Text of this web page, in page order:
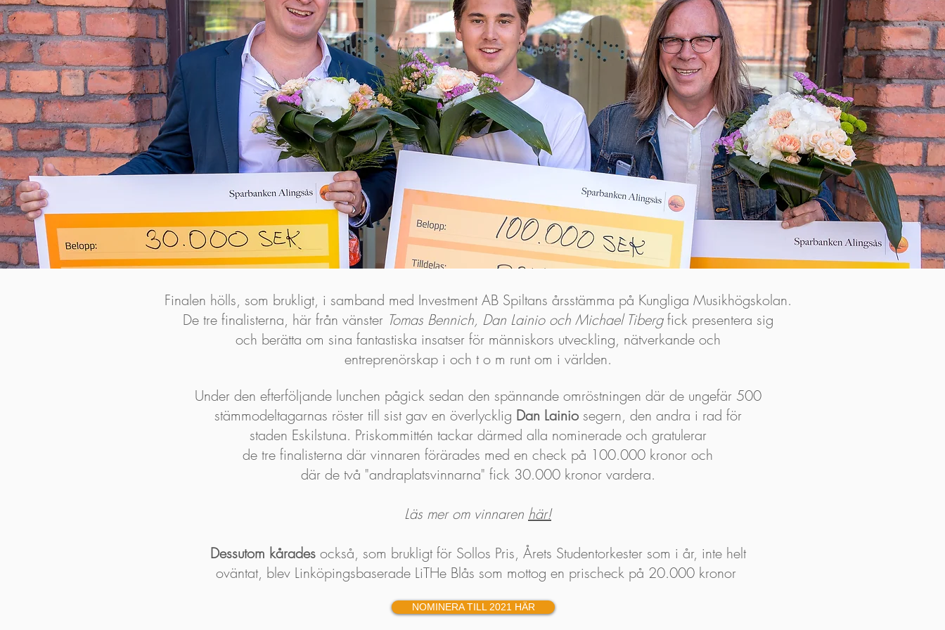
NOMINERA TILL 2021 HÄR
Finalen hölls, som brukligt, i samband med Investment AB Spiltans årsstämma på Kungliga Musikhögskolan.
De tre finalisterna, här från vänster Tomas Bennich, Dan Lainio och Michael Tibergfick presentera sig
och berätta om sina fantastiska insatser för människors utveckling, nätverkande och
entreprenörskap i och t o m runt om i världen.
Under den efterföljande lunchen pågick sedan den spännande omröstningen där de ungefär 500
stämmodeltagarnas röster till sist gav en överlycklig Dan Lainiosegern, den andra i rad för
staden Eskilstuna. Priskommittén tackar därmed alla nominerade och gratulerar
de tre finalisterna där vinnaren förärades med en check på 100.000 kronor och
där de två "andraplatsvinnarna" fick 30.000 kronor vardera.
Läs mer om vinnaren här!
Dessutom kåradesockså, som brukligt för Sollos Pris, Årets Studentorkester som i år, inte helt
oväntat, blev Linköpingsbaserade LiTHe Blås som mottog en prischeck på 20.000 kronor